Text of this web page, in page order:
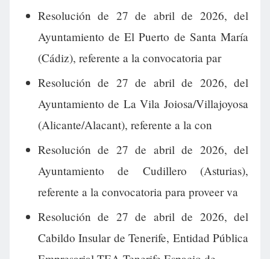
Resolución de 27 de abril de 2026, del
Ayuntamiento de El Puerto de Santa María
(Cádiz), referente a la convocatoria par
Resolución de 27 de abril de 2026, del
Ayuntamiento de La Vila Joiosa/Villajoyosa
(Alicante/Alacant), referente a la con
Resolución de 27 de abril de 2026, del
Ayuntamiento de Cudillero (Asturias),
referente a la convocatoria para proveer va
Resolución de 27 de abril de 2026, del
Cabildo Insular de Tenerife, Entidad Pública